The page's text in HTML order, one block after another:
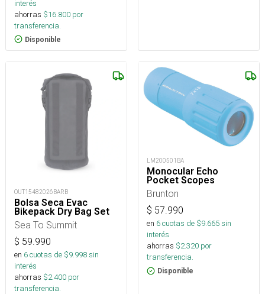
interés
ahorras $16.800 por
transferencia.
Disponible
OUT15482026BARB
Bolsa Seca Evac
Bikepack Dry Bag Set
Sea To Summit
$ 59.990
en 6cuotas de $9.998sin
interés
ahorras $2.400 por
transferencia.
LM200501BA
Monocular Echo
Pocket Scopes
Brunton
$ 57.990
en 6cuotas de $9.665sin
interés
ahorras $2.320 por
transferencia.
Disponible